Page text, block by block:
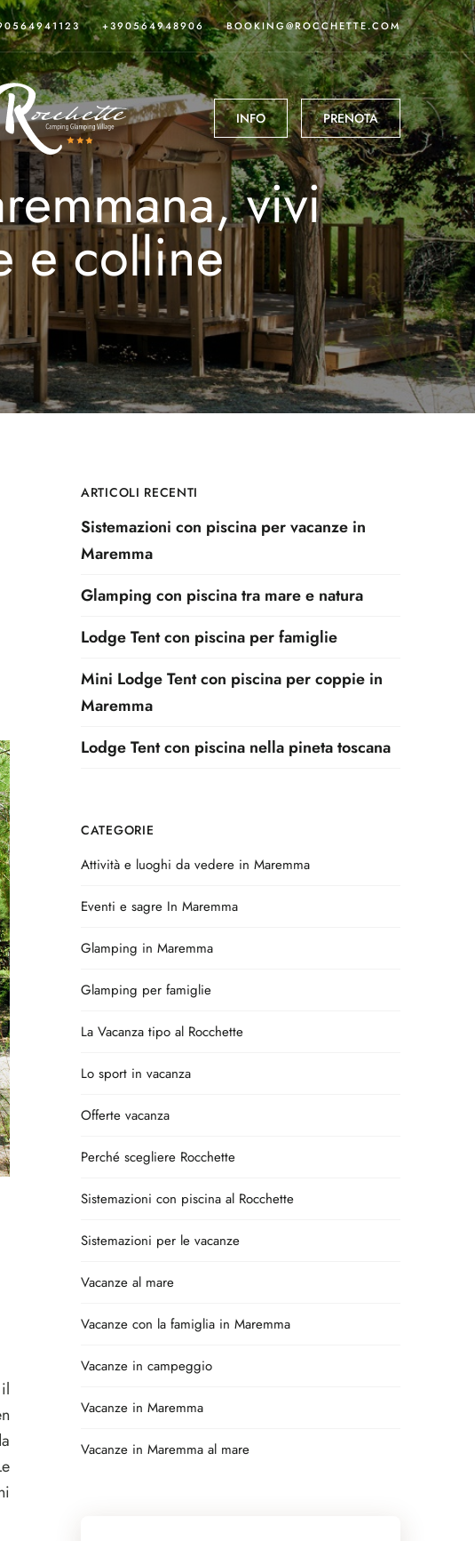
+390564948906 BOOKING@ROCCHETTE.COM
INFO PRENOTA
vivi
e colline
ARTICOLI RECENTI
Sistemazioni con piscina per vacanze in
Maremma
Glamping con piscina tra mare e natura
Lodge Tent con piscina per famiglie
Mini Lodge Tent con piscina per coppie in
Maremma
Lodge Tent con piscina nella pineta toscana
CATEGORIE
Attività e luoghi da vedere in Maremma
Eventi e sagre In Maremma
Glamping in Maremma
Glamping per famiglie
La Vacanza tipo al Rocchette
Lo sport in vacanza
Offerte vacanza
Perché scegliere Rocchette
Sistemazioni con piscina al Rocchette
Sistemazioni per le vacanze
Vacanze al mare
Vacanze con la famiglia in Maremma
Vacanze in campeggio
Vacanze in Maremma
Vacanze in Maremma al mare